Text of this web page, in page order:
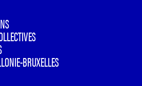
BRUXELLES